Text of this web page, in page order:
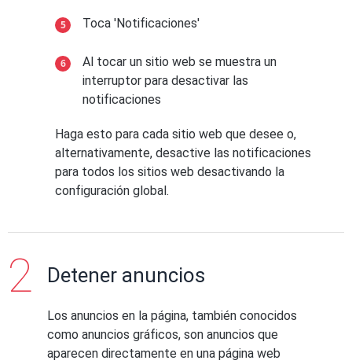
Toca 'Notificaciones'
Al tocar un sitio web se muestra un
interruptor para desactivar las
notificaciones
Haga esto para cada sitio web que desee o,
alternativamente, desactive las notificaciones
para todos los sitios web desactivando la
configuración global.
Detener anuncios
Los anuncios en la página, también conocidos
como anuncios gráficos, son anuncios que
aparecen directamente en una página web